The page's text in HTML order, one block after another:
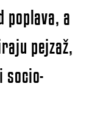
poplava, a
pejzaž,
socio-